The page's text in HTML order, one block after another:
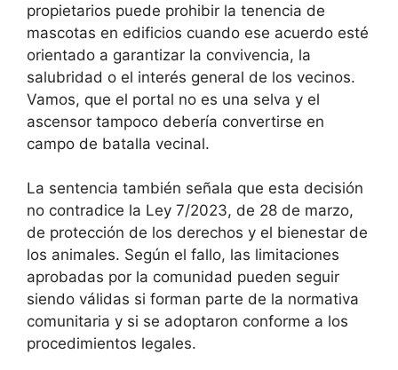
propietarios puede prohibir la tenencia de
mascotas en edificios cuando ese acuerdo esté
orientado a garantizar la convivencia, la
salubridad o el interés general de los vecinos.
Vamos, que el portal no es una selva y el
ascensor tampoco debería convertirse en
campo de batalla vecinal.
La sentencia también señala que esta decisión
no contradice la Ley 7/2023, de 28 de marzo,
de protección de los derechos y el bienestar de
los animales. Según el fallo, las limitaciones
aprobadas por la comunidad pueden seguir
siendo válidas si forman parte de la normativa
comunitaria y si se adoptaron conforme a los
procedimientos legales.